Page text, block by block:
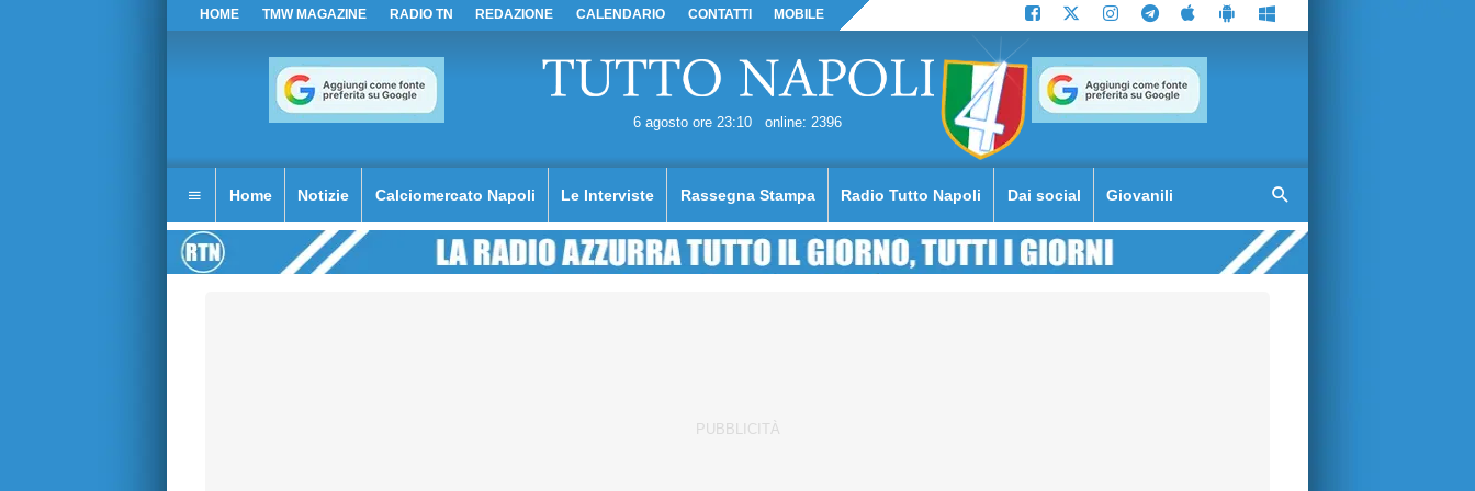
HOME TMW MAGAZINE RADIO TN REDAZIONE CALENDARIO CONTATTI MOBILE
6 agosto ore 23:10 online: 2396
Home Notizie Calciomercato Napoli Le Interviste Rassegna Stampa Radio Tutto Napoli Dai social Giovanili